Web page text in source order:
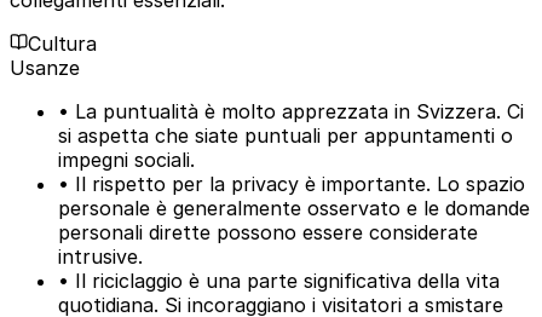
Cultura
Usanze
• La puntualità è molto apprezzata in Svizzera. Ci
si aspetta che siate puntuali per appuntamenti o
impegni sociali.
• Il rispetto per la privacy è importante. Lo spazio
personale è generalmente osservato e le domande
personali dirette possono essere considerate
intrusive.
• Il riciclaggio è una parte significativa della vita
quotidiana. Si incoraggiano i visitatori a smistare